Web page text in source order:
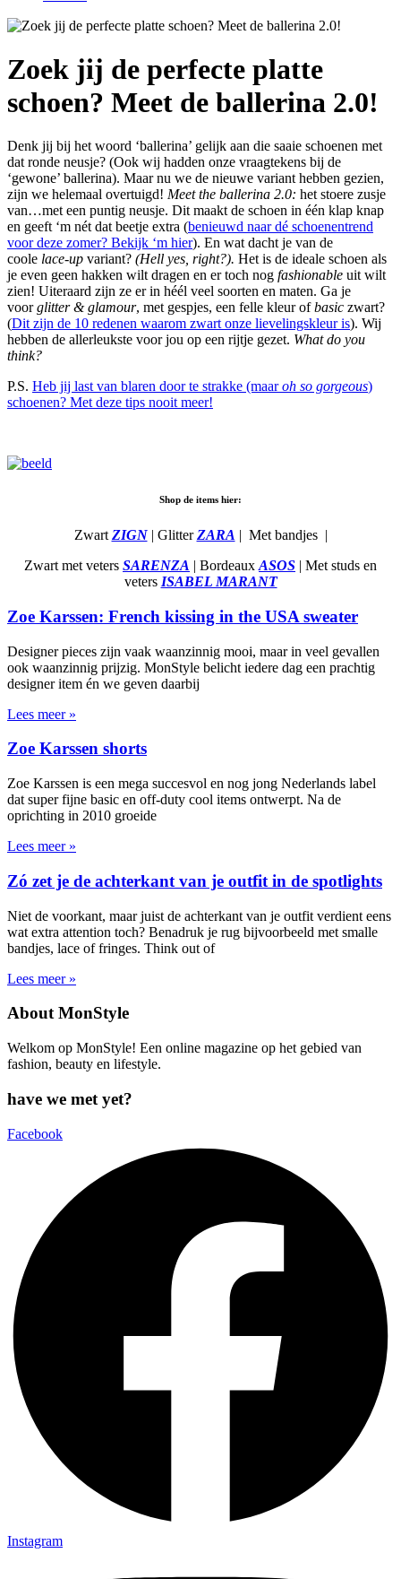
Zoek jij de perfecte platte
schoen? Meet de ballerina 2.0!
Denk jij bij het woord ‘ballerina’ gelijk aan die saaie schoenen met
dat ronde neusje? (Ook wij hadden onze vraagtekens bij de
‘gewone’ ballerina). Maar nu we de nieuwe variant hebben gezien,
zijn we helemaal overtuigd! Meet the ballerina 2.0: het stoere zusje
van…met een puntig neusje. Dit maakt de schoen in één klap knap
en geeft ‘m nét dat beetje extra (benieuwd naar dé schoenentrend
voor deze zomer? Bekijk ‘m hier). En wat dacht je van de
coole lace-up variant? (Hell yes, right?). Het is de ideale schoen als
je even geen hakken wilt dragen en er toch nog fashionable uit wilt
zien! Uiteraard zijn ze er in héél veel soorten en maten. Ga je
voorglitter & glamour, met gespjes, een felle kleur ofbasic zwart?
(Dit zijn de 10 redenen waarom zwart onze lievelingskleur is). Wij
hebben de allerleukste voor jou op een rijtje gezet. What do you
think?
P.S. Heb jij last van blaren door te strakke (maaroh so gorgeous)
schoenen? Met deze tips nooit meer!
Shop de items hier:
Zwart ZIGN| GlitterZARA | Met bandjes |
Zwart met veters SARENZA | Bordeaux ASOS | Met studs en
veters ISABEL MARANT
Zoe Karssen: French kissing in the USA sweater
Designer pieces zijn vaak waanzinnig mooi, maar in veel gevallen
ook waanzinnig prijzig. MonStyle belicht iedere dag een prachtig
designer item én we geven daarbij
Lees meer »
Zoe Karssen shorts
Zoe Karssen is een mega succesvol en nog jong Nederlands label
dat super fijne basic en off-duty cool items ontwerpt. Na de
oprichting in 2010 groeide
Lees meer »
Zó zet je de achterkant van je outfit in de spotlights
Niet de voorkant, maar juist de achterkant van je outfit verdient eens
wat extra attention toch? Benadruk je rug bijvoorbeeld met smalle
bandjes, lace of fringes. Think out of
Lees meer »
About MonStyle
Welkom op MonStyle! Een online magazine op het gebied van
fashion, beauty en lifestyle.
have we met yet?
Facebook
Instagram